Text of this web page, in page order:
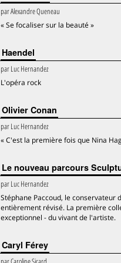
parAlexandre Queneau
« Se focaliser sur la beauté »
Haendel
parLuc Hernandez
L'opéra rock
Olivier Conan
parLuc Hernandez
« C'est la première fois que Nina
Le nouveau parcours
parLuc Hernandez
Stéphane Paccoud, le conservateur
entièrement révisé. La première
exceptionnel - du vivant de l'artiste.
Caryl Férey